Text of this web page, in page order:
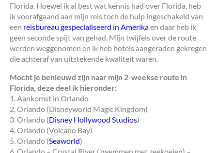
Florida. Hoewel ik al best wat kennis had over Florida, heb
ik voorafgaand aan mijn reis toch de hulp ingeschakeld van
een reisbureau gespecialiseerd in Amerikaen daar heb ik
geen seconde spijt van gehad. Mijn twijfels over de route
werden weggenomen en ik heb hotels aangeraden gekregen
die achteraf van uitstekende kwaliteit waren.
Mocht je benieuwd zijn naar mijn 2-weekse route in
Florida, deze deel ik hieronder:
1. Aankomst in Orlando
2. Orlando (Disneyworld Magic Kingdom)
3. Orlando (Disney Hollywood Studios)
4. Orlando (Volcano Bay)
5. Orlando (Seaworld)
6. Orlando – Crystal River (zwemmen met zeekoeien) –